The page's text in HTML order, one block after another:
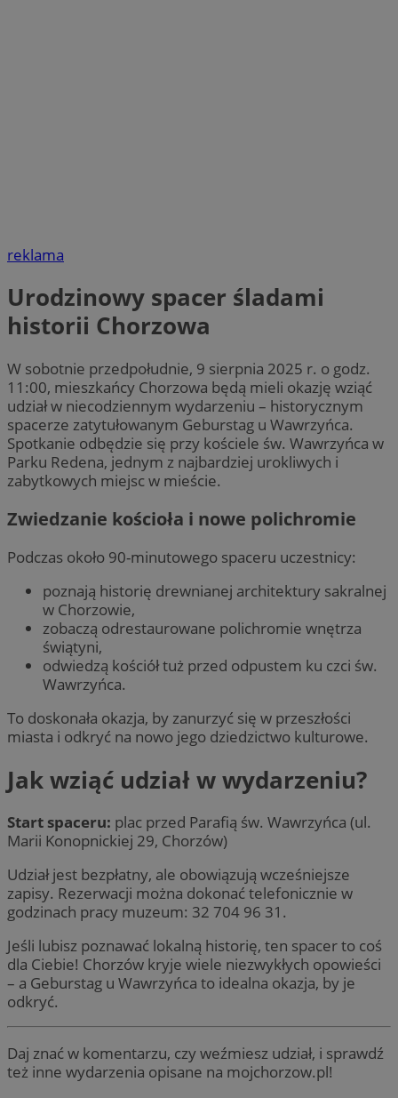
reklama
Urodzinowy spacer śladami
historii Chorzowa
W sobotnie przedpołudnie, 9 sierpnia 2025 r. o godz.
11:00, mieszkańcy Chorzowa będą mieli okazję wziąć
udział w niecodziennym wydarzeniu – historycznym
spacerze zatytułowanym Geburstag u Wawrzyńca.
Spotkanie odbędzie się przy kościele św. Wawrzyńca w
Parku Redena, jednym z najbardziej urokliwych i
zabytkowych miejsc w mieście.
Zwiedzanie kościoła i nowe polichromie
Podczas około 90-minutowego spaceru uczestnicy:
poznają historię drewnianej architektury sakralnej
w Chorzowie,
zobaczą odrestaurowane polichromie wnętrza
świątyni,
odwiedzą kościół tuż przed odpustem ku czci św.
Wawrzyńca.
To doskonała okazja, by zanurzyć się w przeszłości
miasta i odkryć na nowo jego dziedzictwo kulturowe.
Jak wziąć udział w wydarzeniu?
Start spaceru: plac przed Parafią św. Wawrzyńca (ul.
Marii Konopnickiej 29, Chorzów)
Udział jest bezpłatny, ale obowiązują wcześniejsze
zapisy. Rezerwacji można dokonać telefonicznie w
godzinach pracy muzeum: 32 704 96 31.
Jeśli lubisz poznawać lokalną historię, ten spacer to coś
dla Ciebie! Chorzów kryje wiele niezwykłych opowieści
– a Geburstag u Wawrzyńca to idealna okazja, by je
odkryć.
Daj znać w komentarzu, czy weźmiesz udział, i sprawdź
też inne wydarzenia opisane na mojchorzow.pl!